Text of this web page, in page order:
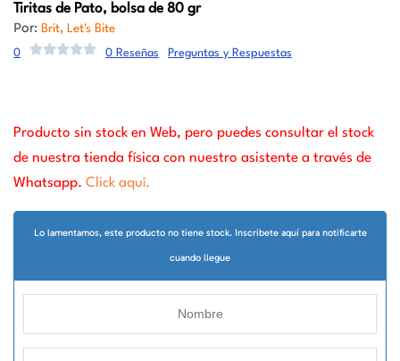
Tiritas de Pato, bolsa de 80 gr
Por: Brit, Let's Bite
0 0 Reseñas Preguntas y Respuestas
Producto sin stock en Web, pero puedes consultar el stock
de nuestra tienda física con nuestro asistente a través de
Whatsapp. Click aquí.
Lo lamentamos, este producto no tiene stock. Inscribete aquí para notificarte
cuando llegue